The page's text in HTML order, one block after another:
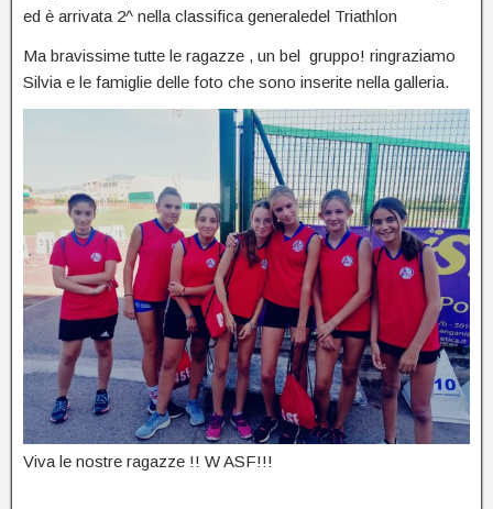
ed è arrivata 2^ nella classifica generaledel Triathlon
Ma bravissime tutte le ragazze , un bel gruppo! ringraziamo
Silvia e le famiglie delle foto che sono inserite nella galleria.
Viva le nostre ragazze !! W ASF!!!